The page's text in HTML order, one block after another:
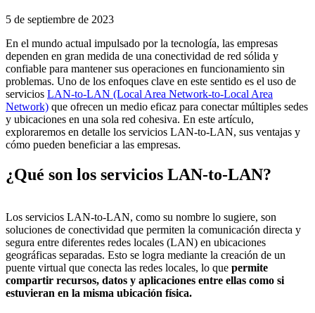
5 de septiembre de 2023
En el mundo actual impulsado por la tecnología, las empresas
dependen en gran medida de una conectividad de red sólida y
confiable para mantener sus operaciones en funcionamiento sin
problemas. Uno de los enfoques clave en este sentido es el uso de
servicios LAN-to-LAN (Local Area Network-to-Local Area
Network) que ofrecen un medio eficaz para conectar múltiples sedes
y ubicaciones en una sola red cohesiva. En este artículo,
exploraremos en detalle los servicios LAN-to-LAN, sus ventajas y
cómo pueden beneficiar a las empresas.
¿Qué son los servicios LAN-to-LAN?
Los servicios LAN-to-LAN, como su nombre lo sugiere, son
soluciones de conectividad que permiten la comunicación directa y
segura entre diferentes redes locales (LAN) en ubicaciones
geográficas separadas. Esto se logra mediante la creación de un
puente virtual que conecta las redes locales, lo que permite
compartir recursos, datos y aplicaciones entre ellas como si
estuvieran en la misma ubicación física.